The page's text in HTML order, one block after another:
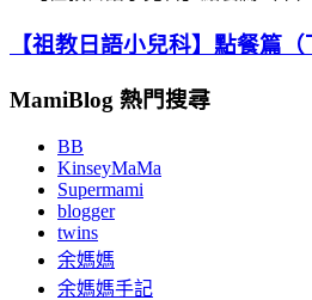
【祖教日語小兒科】點餐篇（
MamiBlog 熱門搜尋
BB
KinseyMaMa
Supermami
blogger
twins
余媽媽
余媽媽手記